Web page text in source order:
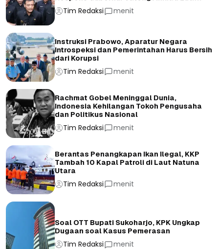
Tim Redaksi menit
Instruksi Prabowo, Aparatur Negara
Introspeksi dan Pemerintahan Harus Bersih
dari Korupsi
Tim Redaksi menit
Rachmat Gobel Meninggal Dunia,
Indonesia Kehilangan Tokoh Pengusaha
dan Politikus Nasional
Tim Redaksi menit
Berantas Penangkapan Ikan Ilegal, KKP
Tambah 10 Kapal Patroli di Laut Natuna
Utara
Tim Redaksi menit
Soal OTT Bupati Sukoharjo, KPK Ungkap
Dugaan soal Kasus Pemerasan
Tim Redaksi menit